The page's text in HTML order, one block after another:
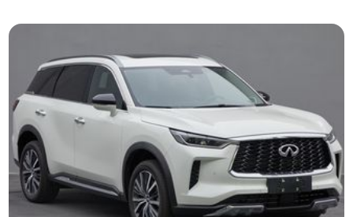
汽配产品电子目录
微信群智能客服
个性化私人定制